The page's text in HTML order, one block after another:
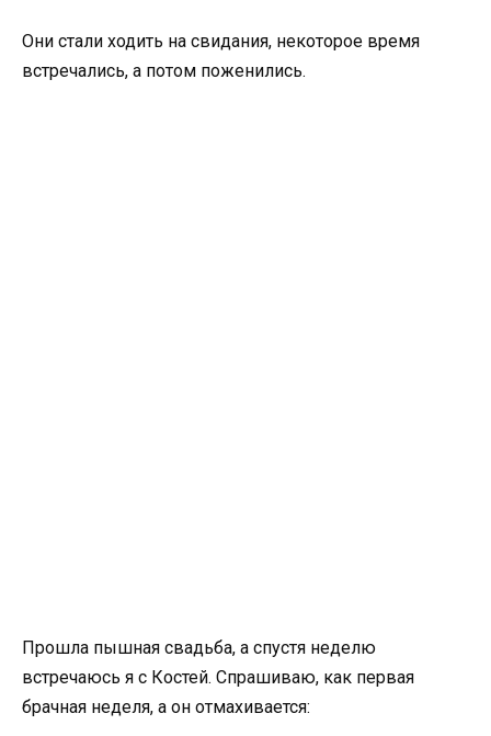
Они стали ходить на свидания, некоторое время
встречались, а потом поженились.
Прошла пышная свадьба, а спустя неделю
встречаюсь я с Костей. Спрашиваю, как первая
брачная неделя, а он отмахивается: